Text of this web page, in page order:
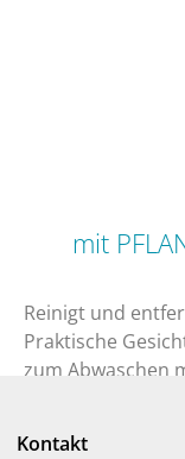
mit
Reinigt und
Praktische
zum Abwaschen
Kontakt